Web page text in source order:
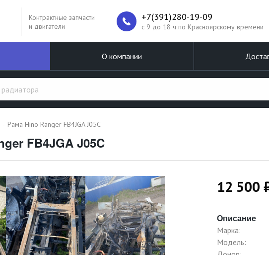
Контрактные запчасти
и двигатели
+7(391)280-19-09
c 9 до 18 ч по Красноярскому времени
О компании
Рама Hino Ranger FB4JGA J05C
FB4JGA J05C
12 500
Описание
Марка:
Модель: